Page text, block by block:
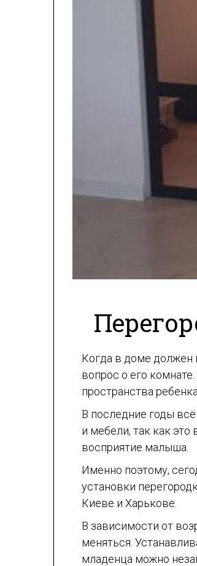
Когда в доме должен
вопрос о его
пространства
В последние годы
и мебели, так как это
восприятие малыша.
Именно поэтому,
установки
Киеве и Харькове.
В зависимости от
меняться.
младенца можно